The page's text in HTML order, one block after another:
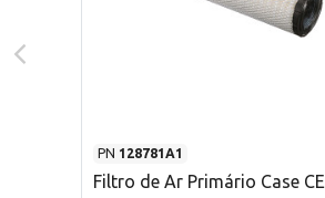
PN 128781A1
Filtro de Ar Primário Case CE